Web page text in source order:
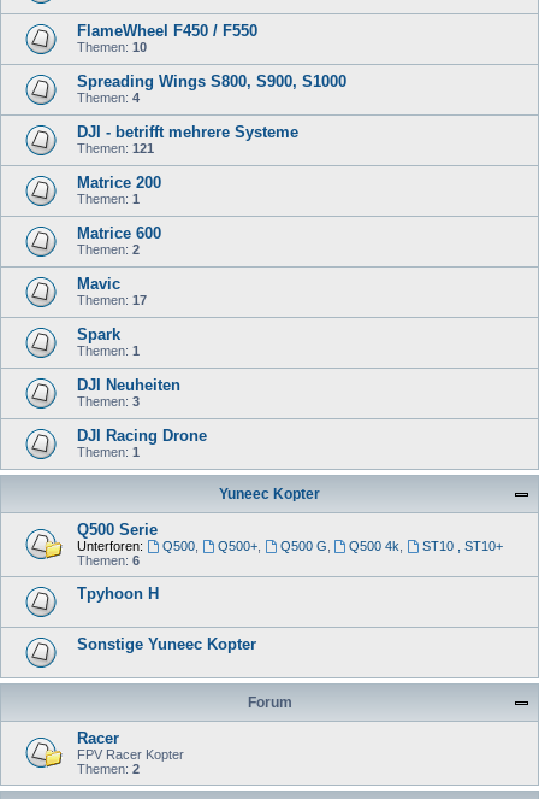
FlameWheel F450 / F550
Themen: 10
Spreading Wings S800, S900, S1000
Themen: 4
DJI - betrifft mehrere Systeme
Themen: 121
Matrice 200
Themen: 1
Matrice 600
Themen: 2
Mavic
Themen: 17
Spark
Themen: 1
DJI Neuheiten
Themen: 3
DJI Racing Drone
Themen: 1
Yuneec Kopter
Q500 Serie
Unterforen: Q500, Q500+, Q500 G Q500 4k
ST10 , ST10+
Themen: 6
Tpyhoon H
Sonstige Yuneec Kopter
Forum
Racer
FPV Racer Kopter
Themen: 2